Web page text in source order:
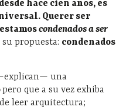
hace cien años, es
Querer ser
condenados a ser
propuesta: condenados
una
pero que a su vez exhiba
leer arquitectura;